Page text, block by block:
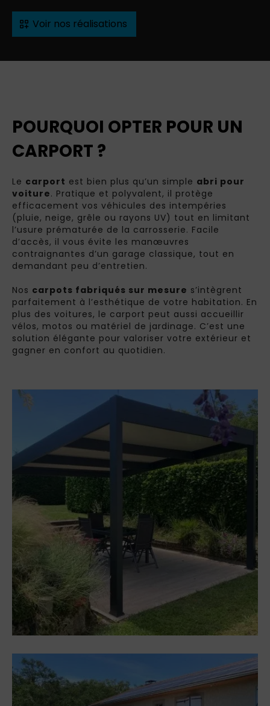
Voir nos réalisations
POURQUOI OPTER POUR UN
CARPORT ?
Le carport est bien plus qu’un simple abri pour
voiture. Pratique et polyvalent, il protège
efficacement vos véhicules des intempéries
(pluie, neige, grêle ou rayons UV) tout en limitant
l’usure prématurée de la carrosserie. Facile
d’accès, il vous évite les manœuvres
contraignantes d’un garage classique, tout en
demandant peu d’entretien.
Nos carpots fabriqués sur mesure s’intègrent
parfaitement à l’esthétique de votre habitation. En
plus des voitures, le carport peut aussi accueillir
vélos, motos ou matériel de jardinage. C’est une
solution élégante pour valoriser votre extérieur et
gagner en confort au quotidien.